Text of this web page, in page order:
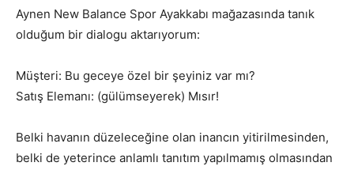
Aynen New Balance Spor Ayakkabı mağazasında tanık
olduğum bir dialogu aktarıyorum:
Müşteri: Bu geceye özel bir şeyiniz var mı?
Satış Elemanı: (gülümseyerek) Mısır!
Belki havanın düzeleceğine olan inancın yitirilmesinden,
belki de yeterince anlamlı tanıtım yapılmamış olmasından